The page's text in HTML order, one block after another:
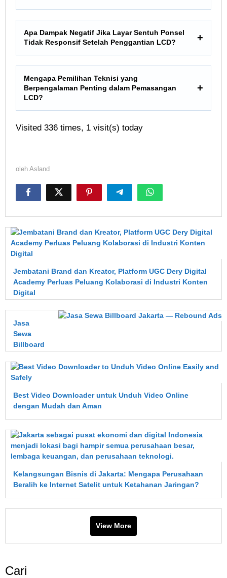
Apa Dampak Negatif Jika Layar Sentuh Ponsel
Tidak Responsif Setelah Penggantian LCD?
Mengapa Pemilihan Teknisi yang
Berpengalaman Penting dalam Pemasangan
LCD?
Visited 336 times, 1 visit(s) today
oleh Asland
Jembatani Brand dan Kreator, Platform UGC Dery Digital
Academy Perluas Peluang Kolaborasi di Industri Konten
Digital
Jasa
Sewa
Billboard
—
Rebound
Best Video Downloader untuk Unduh Video Online
dengan Mudah dan Aman
Kelangsungan Bisnis di Jakarta: Mengapa Perusahaan
Beralih ke Internet Satelit untuk Ketahanan Jaringan?
View More
Cari